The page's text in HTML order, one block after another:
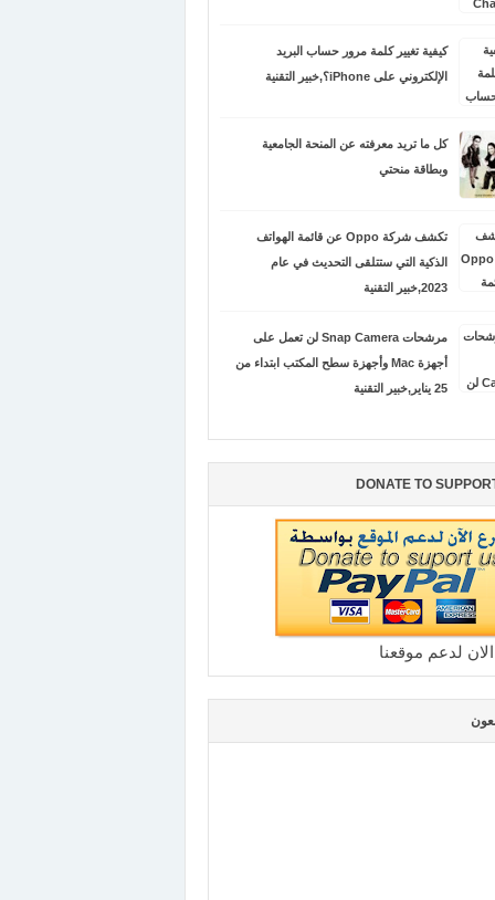
كيفية تغيير كلمة مرور حساب البريد
الإلكتروني على iPhone؟,خبير التقنية
كل ما تريد معرفته عن المنحة الجامعية
وبطاقة منحتي
تكشف شركة Oppo عن قائمة الهواتف
الذكية التي ستتلقى التحديث في عام
2023,خبير التقنية
مرشحات Snap Camera لن تعمل على
أجهزة Mac وأجهزة سطح المكتب ابتداء من
25 يناير,خبير التقنية
DONATE TO
لدعم موقعنا